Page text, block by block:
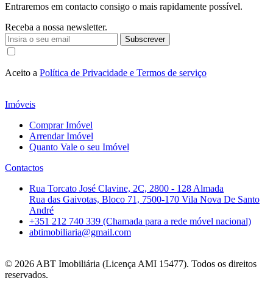
Entraremos em contacto consigo o mais rapidamente possível.
Receba a nossa newsletter.
Subscrever
Aceito a Política de Privacidade e Termos de serviço
Imóveis
Comprar Imóvel
Arrendar Imóvel
Quanto Vale o seu Imóvel
Contactos
Rua Torcato José Clavine, 2C, 2800 - 128 Almada
Rua das Gaivotas, Bloco 71, 7500-170 Vila Nova De Santo
André
+351 212 740 339 (Chamada para a rede móvel nacional)
abtimobiliaria@gmail.com
© 2026 ABT Imobiliária (Licença AMI 15477). Todos os direitos
reservados.